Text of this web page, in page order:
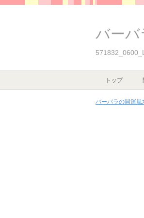
バーバ
571832_0600_L
トップ
バーバラの開運風